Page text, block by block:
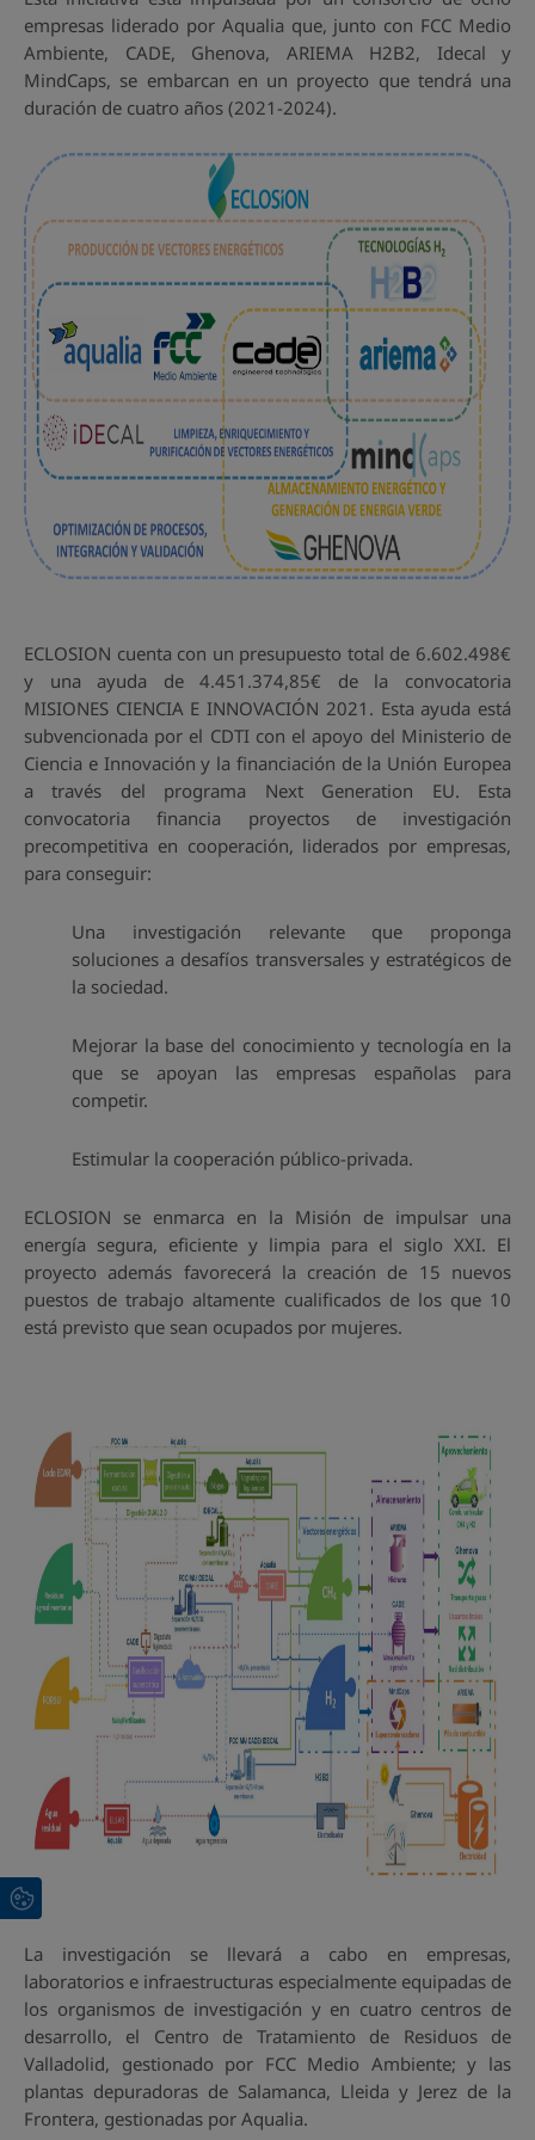
empresas liderado por Aqualia que, junto con FCC Medio
Ambiente, CADE, Ghenova, ARIEMA H2B2, Idecal y
MindCaps, se embarcan en un proyecto que tendrá una
duración de cuatro años (2021-2024).
ECLOSION cuenta con un presupuesto total de 6.602.498€
y una ayuda de 4.451.374,85€ de la convocatoria
MISIONES CIENCIA E INNOVACIÓN 2021. Esta ayuda está
subvencionada por el CDTI con el apoyo del Ministerio de
Ciencia e Innovación y la financiación de la Unión Europea
a través del programa Next Generation EU. Esta
convocatoria financia proyectos de investigación
precompetitiva en cooperación, liderados por empresas,
para conseguir:
Una investigación relevante que proponga
soluciones a desafíos transversales y estratégicos de
la sociedad.
Mejorar la base del conocimiento y tecnología en la
que se apoyan las empresas españolas para
competir.
Estimular la cooperación público-privada.
ECLOSION se enmarca en la Misión de impulsar una
energía segura, eficiente y limpia para el siglo XXI. El
proyecto además favorecerá la creación de 15 nuevos
puestos de trabajo altamente cualificados de los que 10
está previsto que sean ocupados por mujeres.
La investigación se llevará a cabo en empresas,
laboratorios e infraestructuras especialmente equipadas de
los organismos de investigación y en cuatro centros de
desarrollo, el Centro de Tratamiento de Residuos de
Valladolid, gestionado por FCC Medio Ambiente; y las
plantas depuradoras de Salamanca, Lleida y Jerez de la
Frontera, gestionadas por Aqualia.